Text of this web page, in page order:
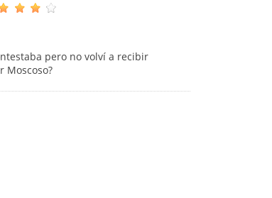
pero no volví a recibir
Moscoso?